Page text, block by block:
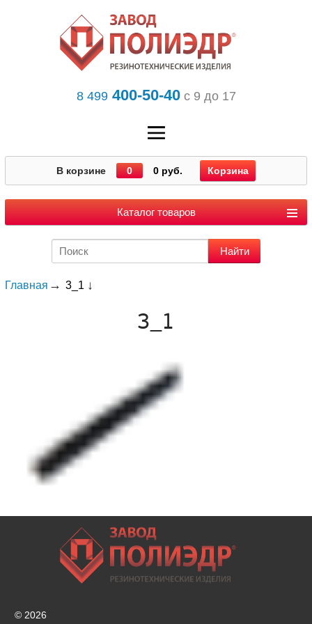
8 499400-50-40с 9 до 17
В корзине 0 0 руб. Корзина
Каталог товаров
Главная 3_1
3_1
© 2026